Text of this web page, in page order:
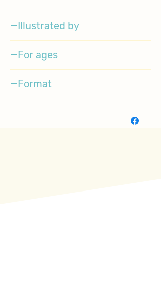
Illustrated by
For ages
Format